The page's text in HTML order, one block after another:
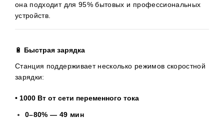
она подходит для 95% бытовых и профессиональных
устройств.
🔋 Быстрая зарядка
Станция поддерживает несколько режимов скоростной
зарядки:
• 1000 Вт от сети переменного тока
0–80% — 49 мин